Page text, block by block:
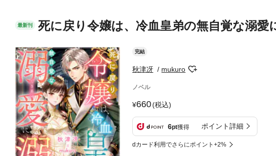
最新刊 死に戻り令嬢は、冷血皇弟の無自覚な溺愛
完結
秋津冴 mukuro
ノベル
660(税込)
6pt獲得 ポイント詳細
dカード利用でさらにポイント+2%